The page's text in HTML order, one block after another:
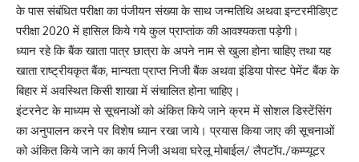
के पास संबंधित परीक्षा का पंजीयन संख्या के साथ जन्मतिथि अथवा इन्टरमीडिएट
परीक्षा 2020 में हासिल किये गये कुल प्राप्तांक की आवश्यकता पड़ेगी।
ध्यान रहे कि बैंक खाता पात्र छात्रा के अपने नाम से खुला होना चाहिए तथा यह
खाता राष्ट्रीयकृत बैंक, मान्यता प्राप्त निजी बैंक अथवा इंडिया पोस्ट पेमेंट बैंक के
बिहार में अवस्थित किसी शाखा में संचालित होना चाहिए।
इंटरनेट के माध्यम से सूचनाओं को अंकित किये जाने क्रम में सोशल डिस्टेंसिंग
का अनुपालन करने पर विशेष ध्यान रखा जाये। प्रयास किया जाए की सूचनाओं
को अंकित किये जाने का कार्य निजी अथवा घरेलू मोबाईल/ लैपटॉप./कम्प्यूटर